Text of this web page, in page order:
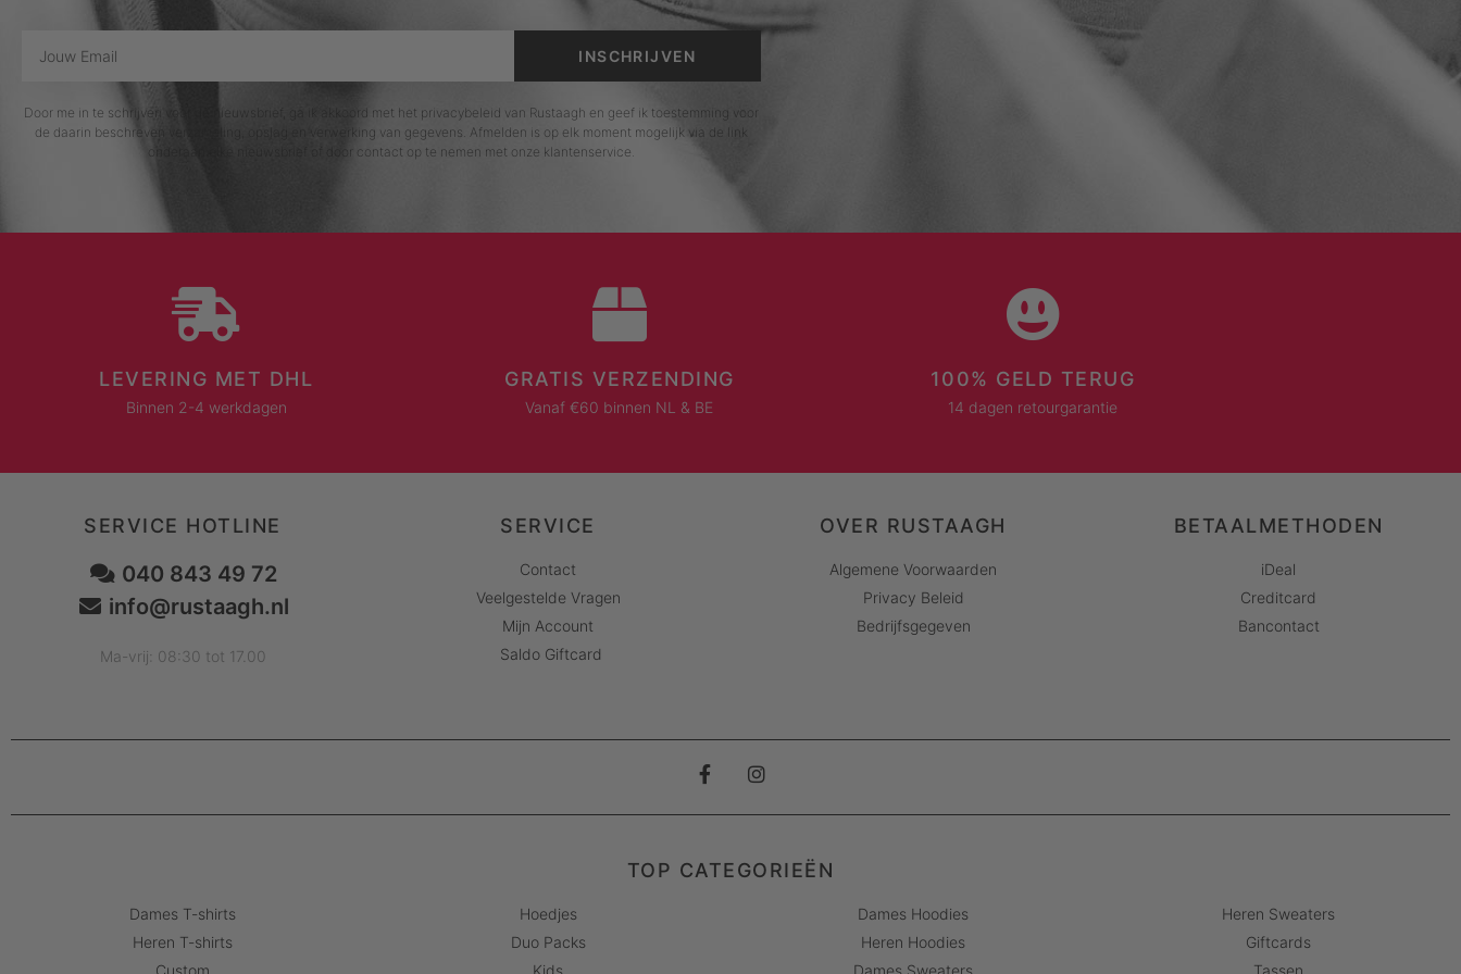
INSCHRIJVEN
Door me in te schrijven voor de nieuwsbrief, ga ik akkoord met het privacybeleid van Rustaagh en geef ik toestemming voor
de daarin beschreven verzameling, opslag en verwerking van gegevens. Afmelden is op elk moment mogelijk via de link
onderaan elke nieuwsbrief of door contact op te nemen met onze klantenservice.
LEVERING MET DHL
Binnen 2-4 werkdagen
GRATIS VERZENDING
Vanaf €60 binnen NL & BE
100% GELD TERUG
14 dagen retourgarantie
SERVICE HOTLINE
040 843 49 72
info@rustaagh.nl
Ma-vrij: 08:30 tot 17.00
SERVICE
Contact
Veelgestelde Vragen
Mijn Account
Saldo Giftcard
OVER RUSTAAGH
Algemene Voorwaarden
Privacy Beleid
Bedrijfsgegeven
BETAALMETHODEN
iDeal
Creditcard
Bancontact
TOP CATEGORIEËN
Dames T-shirts
Heren T-shirts
Hoedjes
Duo Packs
Dames Hoodies
Heren Hoodies
Heren Sweaters
Giftcards